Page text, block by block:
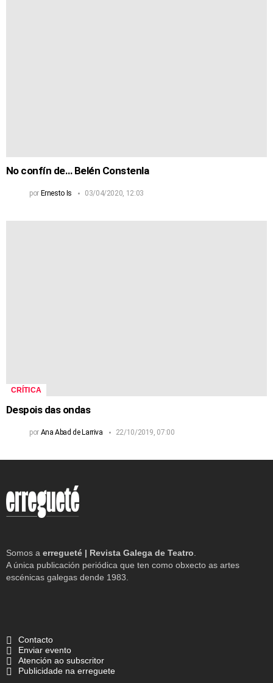
No confín de… Belén Constenla
por Ernesto Is 03/04/2020, 12:03
CRÍTICA
Despois das ondas
por Ana Abad de Larriva 22/10/2019, 07:00
Somos a erregueté | Revista Galega de Teatro.
A única publicación periódica que ten como obxecto as artes
escénicas galegas dende 1983.
Contacto
Enviar evento
Atención ao subscritor
Publicidade na erreguete